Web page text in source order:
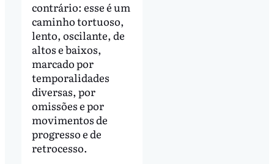
contrário: esse é um
caminho tortuoso,
lento, oscilante, de
altos e baixos,
marcado por
temporalidades
diversas, por
omissões e por
movimentos de
progresso e de
retrocesso.